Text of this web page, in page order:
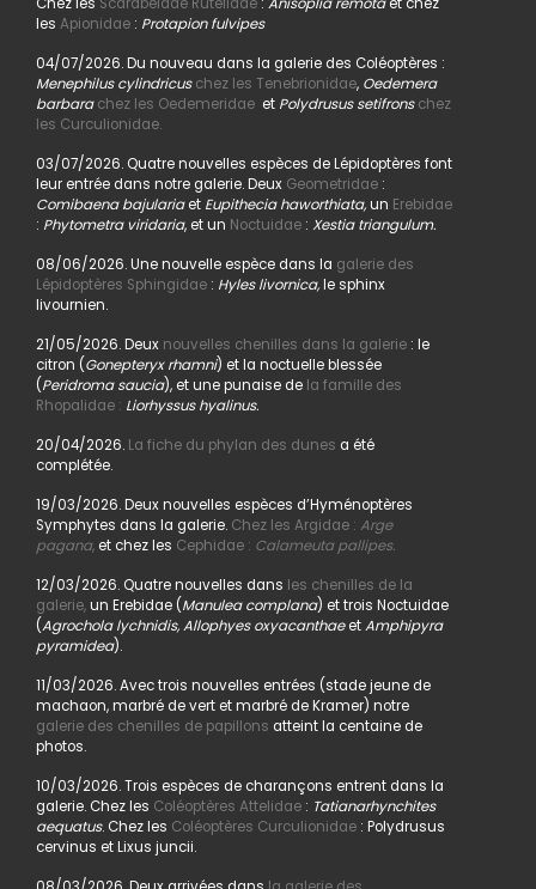
Chez les Scarabeidae Rutelidae: Anisoplia remotaet chez
les Apionidae: Protapion fulvipes
04/07/2026. Du nouveau dans la galerie des Coléoptères :
Menephilus cylindricus chez les Tenebrionidae,Oedemera
barbara chez les Oedemeridaeet Polydrusus setifrons chez
les Curculionidae.
03/07/2026. Quatre nouvelles espèces de Lépidoptères font
leur entrée dans notre galerie. Deux Geometridae:
Comibaena bajulariaet Eupithecia haworthiata,un Erebidae
: Phytometra viridaria, et un Noctuidae: Xestia triangulum.
08/06/2026. Une nouvelle espèce dans la galerie des
Lépidoptères Sphingidae: Hyles livornica,le sphinx
livournien.
21/05/2026. Deux nouvelles chenilles dans la galerie : le
citron (Gonepteryx rhamni) et la noctuelle blessée
(Peridroma saucia), et une punaise dela famille des
Rhopalidae : Liorhyssus hyalinus.
20/04/2026. La fiche du phylan des dunes a été
complétée.
19/03/2026. Deux nouvelles espèces d’Hyménoptères
Symphytes dans la galerie. Chez les Argidae : Arge
pagana,et chez les Cephidae : Calameuta pallipes.
12/03/2026. Quatre nouvelles dans les chenilles de la
galerie,un Erebidae (Manulea complana) et trois Noctuidae
(Agrochola lychnidis, Allophyes oxyacanthaeetAmphipyra
pyramidea).
11/03/2026. Avec trois nouvelles entrées (stade jeune de
machaon, marbré de vert et marbré de Kramer) notre
galerie des chenilles de papillons atteint la centaine de
photos.
10/03/2026. Trois espèces de charançons entrent dans la
galerie. Chez les Coléoptères Attelidae: Tatianarhynchites
aequatus. Chez les Coléoptères Curculionidae: Polydrusus
cervinus et Lixus juncii.